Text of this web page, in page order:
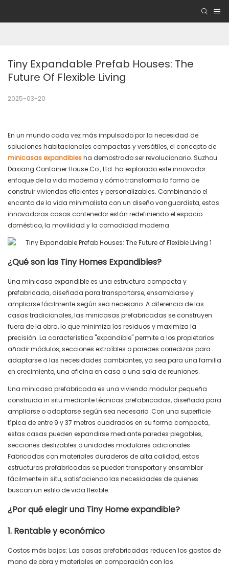
Tiny Expandable Prefab Houses: The
Future Of Flexible Living
2025-03-20
En un mundo cada vez más impulsado por la necesidad de
soluciones habitacionales compactas y versátiles, el concepto de
minicasas expandiblesha demostrado ser revolucionario. Suzhou
Daxiang Container House Co., Ltd. ha explorado este innovador
enfoque de la vida moderna y cómo transforma la forma de
construir viviendas eficientes y personalizables. Combinando el
encanto de la vida minimalista con un diseño vanguardista, estas
innovadoras casas contenedor están redefiniendo el espacio
doméstico, la movilidad y la comodidad moderna.
¿Qué son las Tiny Homes Expandibles?
Una minicasa expandible es una estructura compacta y
prefabricada, diseñada para transportarse, ensamblarse y
ampliarse fácilmente según sea necesario. A diferencia de las
casas tradicionales, las minicasas prefabricadas se construyen
fuera de la obra, lo que minimiza los residuos y maximiza la
precisión. La característica "expandible" permite a los propietarios
añadir módulos, secciones extraíbles o paredes corredizas para
adaptarse a las necesidades cambiantes, ya sea para una familia
en crecimiento, una oficina en casa o una sala de reuniones.
Una minicasa prefabricada es una vivienda modular pequeña
construida in situ mediante técnicas prefabricadas, diseñada para
ampliarse o adaptarse según sea necesario. Con una superficie
típica de entre 9 y 37 metros cuadrados en su forma compacta,
estas casas pueden expandirse mediante paredes plegables,
secciones deslizables o unidades modulares adicionales.
Fabricadas con materiales duraderos de alta calidad, estas
estructuras prefabricadas se pueden transportar y ensamblar
fácilmente in situ, satisfaciendo las necesidades de quienes
buscan un estilo de vida flexible.
¿Por qué elegir una Tiny Home expandible?
1. Rentable y económico
Costos más bajos: Las casas prefabricadas reducen los gastos de
mano de obra y materiales en comparación con las